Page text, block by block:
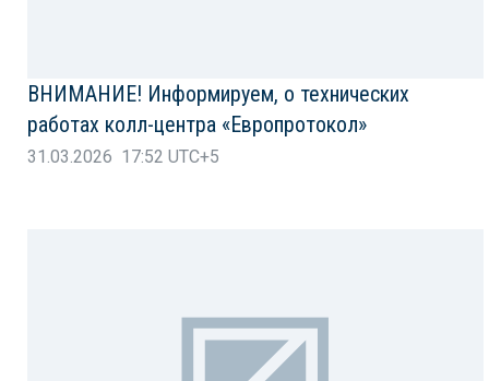
ВНИМАНИЕ! Информируем, о технических
работах колл-центра «Европротокол»
31.03.2026 17:52 UTC+5